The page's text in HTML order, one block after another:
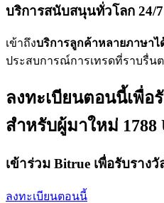
บริการสนับสนุนทั่วโลก 24/7
เข้าถึงบริการลูกค้าหลายภาษาไ
ประสบการณ์การเทรดที่ราบรื่น
ลงทะเบียนตอนนี้เพื่
สำหรับผู้มาใหม่ 1788
เข้าร่วม Bitrue เพื่อรับรางวั
ลงทะเบียนตอนนี้